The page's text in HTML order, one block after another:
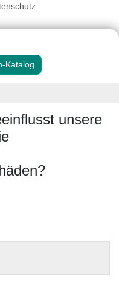
Katalog
unsere